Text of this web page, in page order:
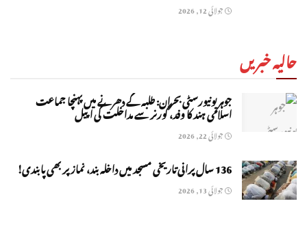
جولائی 12, 2026
حالیہ خبریں
جوہر یونیورسٹی بحران: طلبہ کے دھرنے میں پہنچا جماعت
اسلامی ہند کا وفد، گورنر سے مداخلت کی اپیل
جولائی 22, 2026
136 سال پرانی تاریخی مسجد میں داخلہ بند، نماز پر بھی پابندی!
جولائی 13, 2026